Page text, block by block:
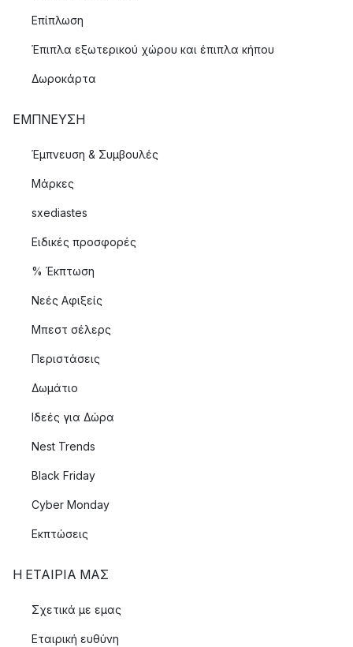
Επίπλωση
Έπιπλα εξωτερικού χώρου και έπιπλα κήπου
Δωροκάρτα
ΈΜΠΝΕΥΣΗ
Έμπνευση & Συμβουλές
Μάρκες
sxediastes
Ειδικές προσφορές
% Έκπτωση
Νεές Αφιξείς
Μπεστ σέλερς
Περιστάσεις
Δωμάτιο
Ιδεές για Δώρα
Nest Trends
Black Friday
Cyber Monday
Εκπτώσεις
Η ΕΤΑΊΡΙΑ ΜΑΣ
Σχετικά με εμας
Εταιρική ευθύνη